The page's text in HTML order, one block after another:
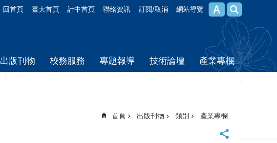
回首頁 臺大首頁 計中首頁 聯絡資訊 訂閱/取消 網站導覽
出版刊物 校務服務 專題報導 技術論壇 產業專欄
首頁 出版刊物 類別 產業專欄